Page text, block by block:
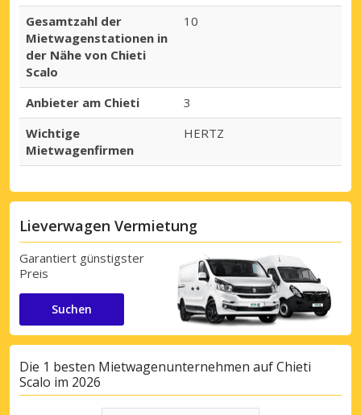
Gesamtzahl der
Mietwagenstationen in
der Nähe von Chieti
Scalo
10
Anbieter am Chieti
3
Wichtige
Mietwagenfirmen
HERTZ
Lieverwagen Vermietung
Garantiert günstigster
Preis
Suchen
Die 1 besten Mietwagenunternehmen auf Chieti
Scalo im 2026